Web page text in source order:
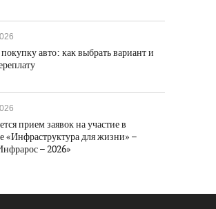
авто: как выбрать вариант и
прием заявок на участие в
«Инфраструктура для жизни» –
– 2026»